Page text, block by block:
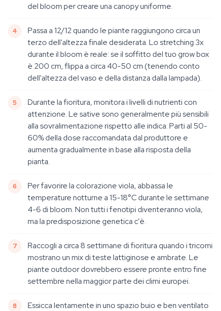
del bloom per creare una canopy uniforme.
Passa a 12/12 quando le piante raggiungono circa un
terzo dell'altezza finale desiderata. Lo stretching 3x
durante il bloom è reale: se il soffitto del tuo grow box
è 200 cm, flippa a circa 40-50 cm (tenendo conto
dell'altezza del vaso e della distanza dalla lampada).
Durante la fioritura, monitora i livelli di nutrienti con
attenzione. Le sative sono generalmente più sensibili
alla sovralimentazione rispetto alle indica. Parti al 50-
60% della dose raccomandata dal produttore e
aumenta gradualmente in base alla risposta della
pianta.
Per favorire la colorazione viola, abbassa le
temperature notturne a 15-18°C durante le settimane
4-6 di bloom. Non tutti i fenotipi diventeranno viola,
ma la predisposizione genetica c'è.
Raccogli a circa 8 settimane di fioritura quando i tricomi
mostrano un mix di teste lattiginose e ambrate. Le
piante outdoor dovrebbero essere pronte entro fine
settembre nella maggior parte dei climi europei.
Essicca lentamente in uno spazio buio e ben ventilato